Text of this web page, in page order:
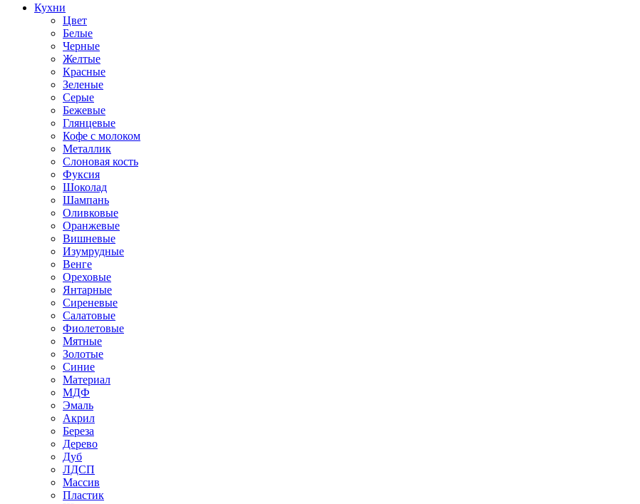
Кухни
Цвет
Белые
Черные
Желтые
Красные
Зеленые
Серые
Бежевые
Глянцевые
Кофе с молоком
Металлик
Слоновая кость
Фуксия
Шоколад
Шампань
Оливковые
Оранжевые
Вишневые
Изумрудные
Венге
Ореховые
Янтарные
Сиреневые
Салатовые
Фиолетовые
Мятные
Золотые
Синие
Материал
МДФ
Эмаль
Акрил
Береза
Дерево
Дуб
ЛДСП
Массив
Пластик